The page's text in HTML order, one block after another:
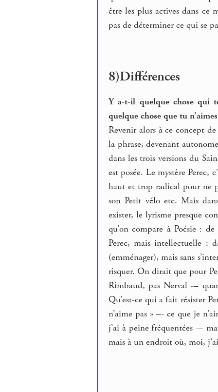
être les plus actives dans ce
pas de déterminer ce qui se
8)Différences
Y a-t-il quelque chose qui
quelque chose que tu
Revenir alors à ce concept
la phrase, devenant
dans les trois versions du
est posée. Le mystère Perec,
haut et trop radical pour ne
son Petit vélo etc. Mais
exister, le lyrisme presque
qu’on compare à Poésie :
Perec, mais intellectuelle :
(emménager), mais sans
risquer. On dirait que pour
Rimbaud, pas Nerval -–
Qu’est-ce qui a fait résister
n’aime pas » –- ce que je
j’ai à peine fréquentées -–
mais à un endroit où, moi,